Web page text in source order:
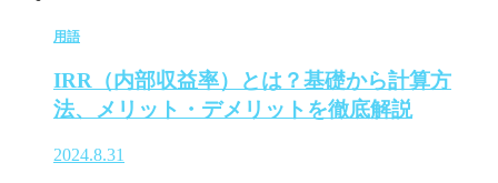
用語
IRR（内部収益率）とは？基礎から計算方
法、メリット・デメリットを徹底解説
2024.8.31